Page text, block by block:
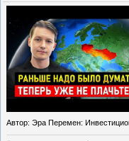
Автор: Эра Перемен: